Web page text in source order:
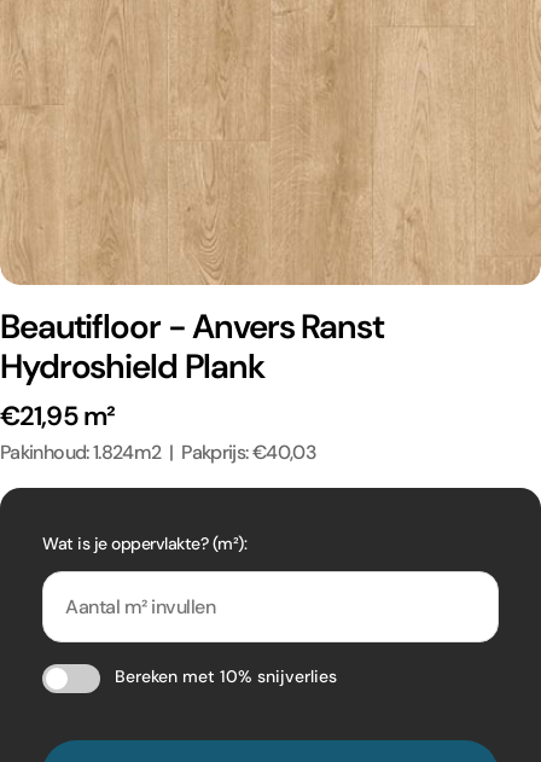
Beautifloor - Anvers Ranst
Hydroshield Plank
€21,95 m²
Pakinhoud: 1.824m2 | Pakprijs: €40,03
Wat is je oppervlakte? (m²):
Bereken met 10% snijverlies